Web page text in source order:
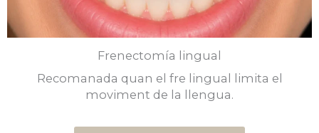
Frenectomía lingual
Recomanada quan el fre lingual limita el
moviment de la llengua.